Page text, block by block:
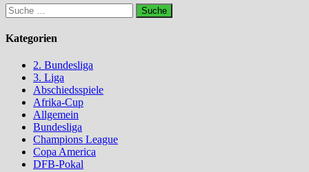
Suche
nach:
Kategorien
2. Bundesliga
3. Liga
Abschiedsspiele
Afrika-Cup
Allgemein
Bundesliga
Champions League
Copa America
DFB-Pokal